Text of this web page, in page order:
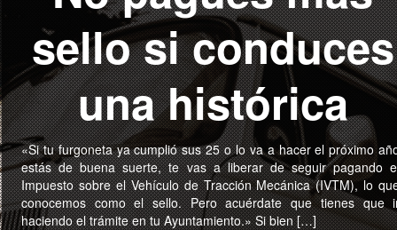
sello si conduces
una histórica
«Si tu furgoneta ya cumplió sus 25 o lo va a hacer el próximo
estás de buena suerte, te vas a liberar de seguir pagando
Impuesto sobre el Vehículo de Tracción Mecánica (IVTM), lo
conocemos como el sello. Pero acuérdate que tienes que
haciendo el trámite en tu Ayuntamiento.» Si bien […]